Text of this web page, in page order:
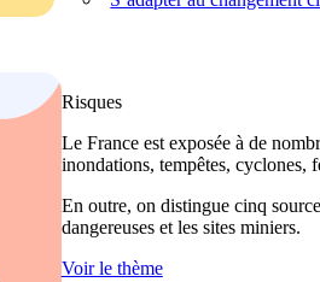
Risques
Le France est exposée à de
inondations, tempêtes, cyclones,
En outre, on distingue cinq
dangereuses et les sites miniers.
Voir le thème